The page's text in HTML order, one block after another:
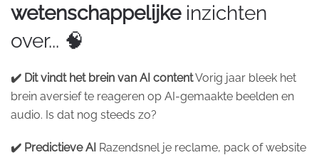
wetenschappelijkeinzichten
over... 🧠
✔️ Dit vindt het brein van AI contentVorig jaar bleek het
brein aversief te reageren op AI-gemaakte beelden en
audio. Is dat nog steeds zo?
✔️ Predictieve AI Razendsnel je reclame, pack of website